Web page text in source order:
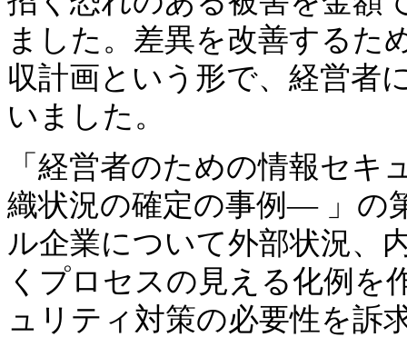
ました。差異を改善するた
収計画という形で、経営者
いました。
「経営者のための情報セ
織状況の確定の事例― 」の
ル企業について外部状況、
くプロセスの見える化例を
ュリティ対策の必要性を訴